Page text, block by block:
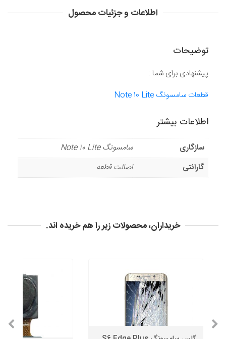
اطلاعات و جزئیات محصول
توضیحات
پیشنهادی برای شما :
قطعات سامسونگ Note 10 Lite
اطلاعات بیشتر
سازگاری
سامسونگ Note 10 Lite
گارانتی
اصالت قطعه
خریداران، محصولات زیر را هم خریده اند.